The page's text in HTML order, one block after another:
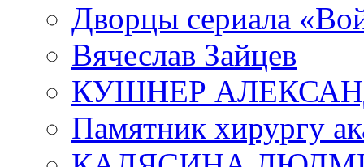
Дворцы сериала
Вячеслав Зайцев
КУШНЕР
Памятник хирургу